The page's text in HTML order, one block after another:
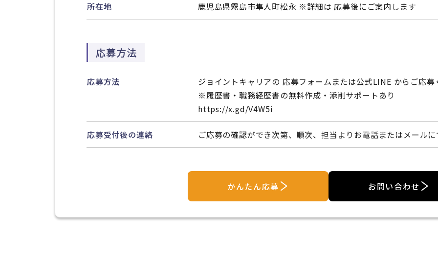
所在地 鹿児島県霧島市隼人町松永 ※詳細は 応募後にご案内します
応募方法
応募方法
ジョイントキャリアの 応募フォームまたは公式LINE からご応募
※履歴書・職務経歴書の無料作成・添削サポートあり
https://x.gd/V4W5i
応募受付後の連絡 ご応募の確認ができ次第、順次、担当よりお電話またはメール
かんたん応募 お問い合わせ